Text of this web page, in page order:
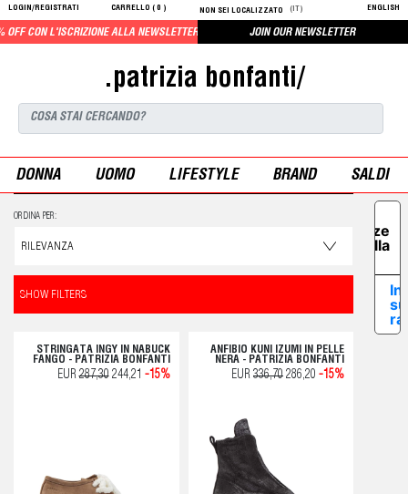
LOGIN/REGISTRATI CARRELLO ( 0 ) NON SEI LOCALIZZATO (IT) ENGLISH
CON L'ISCRIZIONE ALLA NEWSLETTER JOIN OUR NEWSLETTER
.patrizia bonfanti/
DONNA UOMO LIFESTYLE BRAND SALDI
ORDINA PER:
SHOW FILTERS
STRINGATA INGY IN NABUCK
FANGO - PATRIZIA BONFANTI
EUR287,30244,21 -15%
ANFIBIO KUNI IZUMI IN PELLE
NERA - PATRIZIA BONFANTI
EUR 336,70 286,20 -15%
preferenze
relative alla